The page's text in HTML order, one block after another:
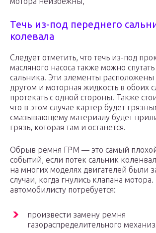
Течь из-под переднего
колевала
Следует отметить, что течь из-под
масляного насоса также можно
сальника. Эти элементы расположены
другом и моторная жидкость в обоих
протекать с одной стороны. Также
что в этом случае картер будет
смазывающему материалу будет
грязь, которая там и останется.
Обрыв ремня ГРМ — это самый
событий, если потек сальник
на многих моделях двигателей были
случаи, когда гнулись клапана
автомобилисту потребуется:
произвести замену ремня
газораспределительного